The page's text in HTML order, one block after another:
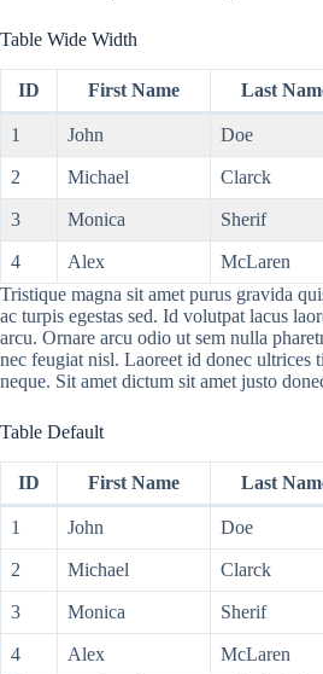
Table Wide Width
ID First Name Last
1 John Doe
2 Michael Clarck
3 Monica Sherif
4 Alex McLaren
Tristique magna sit amet purus gravida
ac turpis egestas sed. Id volutpat lacus
arcu. Ornare arcu odio ut sem nulla
nec feugiat nisl. Laoreet id donec ultrices
neque. Sit amet dictum sit amet justo
Table Default
ID First Name Last
1 John Doe
2 Michael Clarck
3 Monica Sherif
4 Alex McLaren